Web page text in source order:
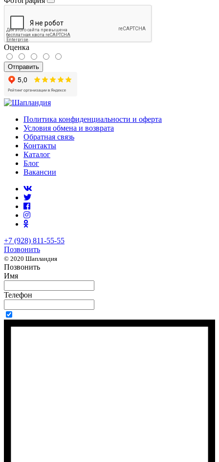
Оценка
Отправить
Политика конфиденциальности и оферта
Условия обмена и возврата
Обратная связь
Контакты
Каталог
Блог
Вакансии
+7 (928) 811-55-55
Позвонить
© 2020 Шапландия
Позвонить
Имя
Телефон